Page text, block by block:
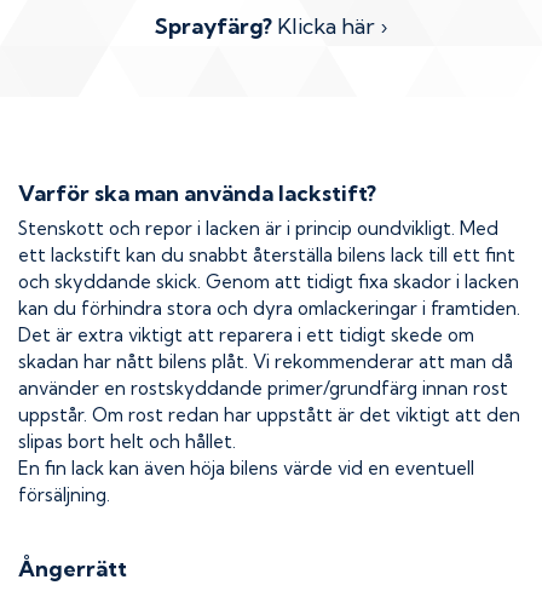
Sprayfärg? Klicka här ›
Varför ska man använda lackstift?
Stenskott och repor i lacken är i princip oundvikligt. Med
ett lackstift kan du snabbt återställa bilens lack till ett fint
och skyddande skick. Genom att tidigt fixa skador i lacken
kan du förhindra stora och dyra omlackeringar i framtiden.
Det är extra viktigt att reparera i ett tidigt skede om
skadan har nått bilens plåt. Vi rekommenderar att man då
använder en rostskyddande primer/grundfärg innan rost
uppstår. Om rost redan har uppstått är det viktigt att den
slipas bort helt och hållet.
En fin lack kan även höja bilens värde vid en eventuell
försäljning.
Ångerrätt